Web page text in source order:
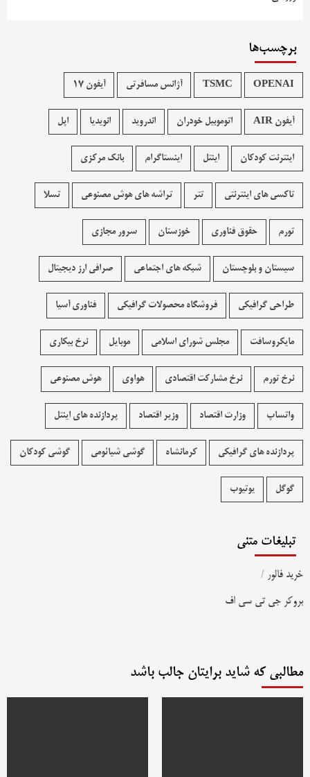
برچسب‌ها
OPENAI
TSMC آژانس مسافرتی آیفون 17
آیفون AIR اتوموبیل خودران اندروید انویدیا اپل
اینترنت کودکان اینتل اینستاگرام بانک مرکزی
تاکسی های اینترنتی تتر تراشه های هوش مصنوعی تسلا
تورم حقوق فناوری خوزستان سرور مجازی
سیستان و بلوچستان شبکه های اجتماعی صرافی ارز دیجیتال
طراحی گرافیکی فروشگاه محصولات گرافيکی فناوری آسیا
مایکروسافت مجلس شورای اسلامی موبایل نرخ بیکاری
نرخ تورم نرخ مشارکت اقتصادی هواوی هوش مصنوعی
واتساپ وزارت اقتصاد وزیر اقتصاد پردازنده های اینتل
پردازنده های گرافیکی کرمانشاه گوشی شیائومی گوشی کودکان
گوگل یوتیوب
تبلیغات متنی
خرید فالور /
بروکر جی تی سی اف
مطالبی که شاید برایتان جالب باشد